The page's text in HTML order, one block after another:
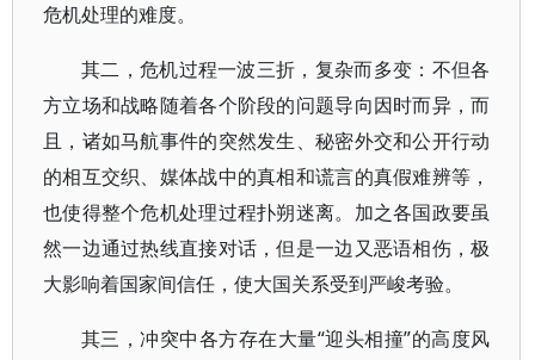
危机处理的难度。
其二，危机过程一波三折，复杂而多变：不但各
方立场和战略随着各个阶段的问题导向因时而异，而
且，诸如马航事件的突然发生、秘密外交和公开行动
的相互交织、媒体战中的真相和谎言的真假难辨等，
也使得整个危机处理过程扑朔迷离。加之各国政要虽
然一边通过热线直接对话，但是一边又恶语相伤，极
大影响着国家间信任，使大国关系受到严峻考验。
其三，冲突中各方存在大量“迎头相撞”的高度风